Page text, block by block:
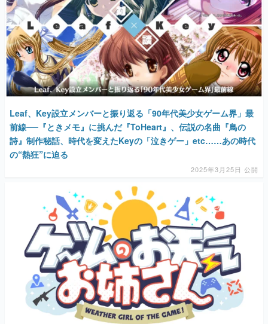
Leaf、Key設立メンバーと振り返る「90年代美少女ゲーム界」最
前線──『ときメモ』に挑んだ『ToHeart』、伝説の名曲『鳥の
詩』制作秘話、時代を変えたKeyの「泣きゲー」etc……あの時代
の“熱狂”に迫る
2025年3月25日 公開